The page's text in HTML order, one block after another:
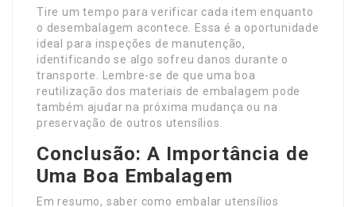
Tire um tempo para verificar cada item enquanto
o desembalagem acontece. Essa é a oportunidade
ideal para inspeções de manutenção,
identificando se algo sofreu danos durante o
transporte. Lembre-se de que uma boa
reutilização dos materiais de embalagem pode
também ajudar na próxima mudança ou na
preservação de outros utensílios.
Conclusão: A Importância de
Uma Boa Embalagem
Em resumo, saber como embalar utensílios